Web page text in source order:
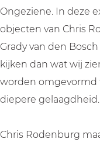
Ongeziene. In deze
objecten van Chris
Grady van den
kijken dan wat wij
worden
diepere gelaagdheid.
Chris Rodenburg